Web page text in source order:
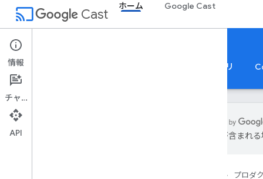
cast Cast
ホーム Google Cast
ホーム
ホーム サンプルアプリ
は誤りが含まれ
プロダ
情報
チャット
API